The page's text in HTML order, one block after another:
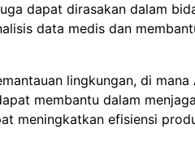
dapat dirasakan dalam
data medis dan
lingkungan, di mana
membantu dalam
meningkatkan efisiensi